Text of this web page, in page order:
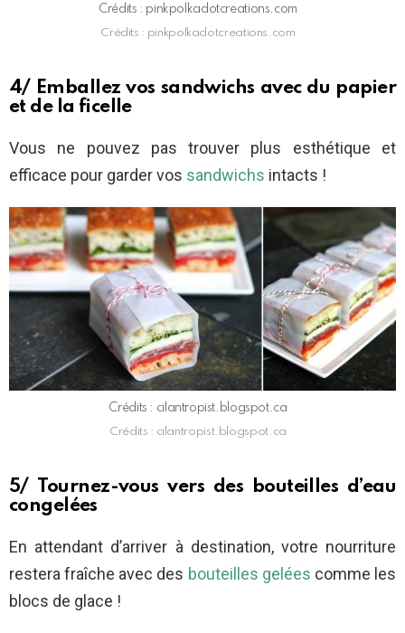
Crédits : pinkpolkadotcreations.com
Crédits : pinkpolkadotcreations.com
4/ Emballez vos sandwichs avec du papier
et de la ficelle
Vous ne pouvez pas trouver plus esthétique et
efficace pour garder vos sandwichs intacts !
Crédits : cilantropist.blogspot.ca
Crédits : cilantropist.blogspot.ca
5/ Tournez-vous vers des bouteilles d’eau
congelées
En attendant d’arriver à destination, votre nourriture
restera fraîche avec des bouteilles gelées comme les
blocs de glace !